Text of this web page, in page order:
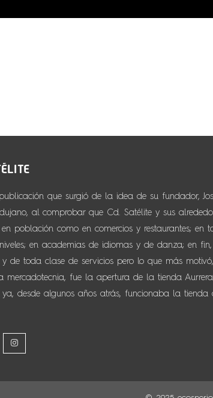
que surgió de la idea de su fundador,
al comprobar que Cd. Satélite y sus
población como en comercios y restaurantes; en
en academias de idiomas y de danza; en
y de toda clase de servicios pero lo que más
mercadotecnia, fue la apertura de la tienda
ya, desde algunos años atrás, funcionaba la tienda